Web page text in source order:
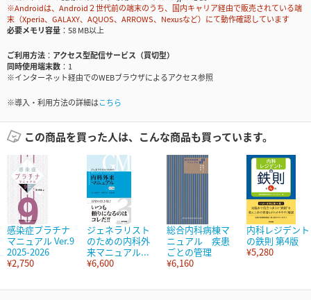
※Androidは、Android２世代前の端末のうち、国内キャリア経由で販売されている端
末（Xperia、GALAXY、AQUOS、ARROWS、Nexusなど）にて動作確認しています
必要メモリ容量
58 MB以上
ご利用方法
アクセス型配信サービス（買切型）
同時使用端末数
1
※インターネット経由でのWEBブラウザによるアクセス参照
※導入・利用方法の詳細はこちら
この商品を買った人は、こんな商品も買っています。
感染症プラチナ
マニュアル Ver.9
2025-2026
¥2,750
ジェネラリスト
のための内科外
来マニュアル...
¥6,600
総合内科病棟マ
ニュアル 疾患
ごとの管理
¥6,160
内科レジデント
の鉄則 第4版
¥5,280